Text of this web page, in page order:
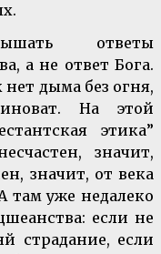
ответы
а не ответ Бога.
нет дыма без огня,
На этой
этика”
значит,
значит, от века
там уже недалеко
если не
страдание, если